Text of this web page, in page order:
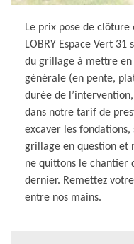
Le prix pose de
LOBRY Espace Vert
du grillage à mettre en
générale (en pente,
durée de
dans notre tarif de
excaver les
grillage en question et
ne quittons le chantier
dernier. Remettez
entre nos mains.